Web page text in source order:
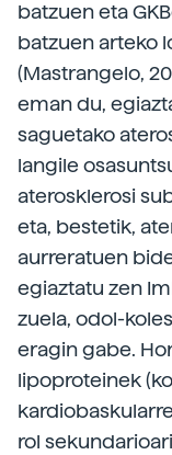
batzuen eta
batzuen arteko
(Mastrangelo,
eman du,
saguetako
langile
aterosklerosi
eta, bestetik,
aurreratuen
egiaztatu zen
zuela, odol-
eragin gabe.
lipoproteinek
rol